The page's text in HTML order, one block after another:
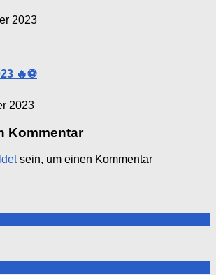
2023
🔥⚽️
2023
Kommentar
sein, um einen Kommentar